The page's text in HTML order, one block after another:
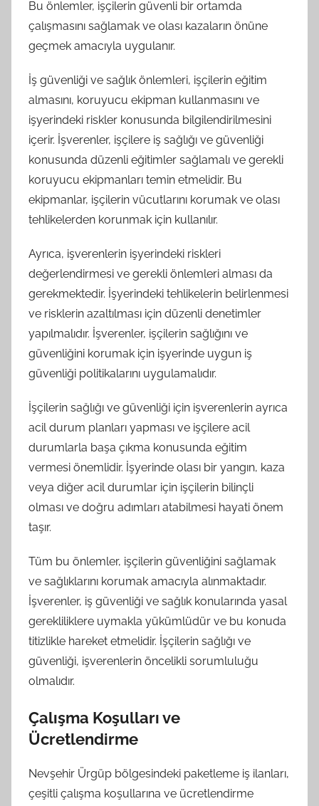
Bu önlemler, işçilerin güvenli bir ortamda
çalışmasını sağlamak ve olası kazaların önüne
geçmek amacıyla uygulanır.
İş güvenliği ve sağlık önlemleri, işçilerin eğitim
almasını, koruyucu ekipman kullanmasını ve
işyerindeki riskler konusunda bilgilendirilmesini
içerir. İşverenler, işçilere iş sağlığı ve güvenliği
konusunda düzenli eğitimler sağlamalı ve gerekli
koruyucu ekipmanları temin etmelidir. Bu
ekipmanlar, işçilerin vücutlarını korumak ve olası
tehlikelerden korunmak için kullanılır.
Ayrıca, işverenlerin işyerindeki riskleri
değerlendirmesi ve gerekli önlemleri alması da
gerekmektedir. İşyerindeki tehlikelerin belirlenmesi
ve risklerin azaltılması için düzenli denetimler
yapılmalıdır. İşverenler, işçilerin sağlığını ve
güvenliğini korumak için işyerinde uygun iş
güvenliği politikalarını uygulamalıdır.
İşçilerin sağlığı ve güvenliği için işverenlerin ayrıca
acil durum planları yapması ve işçilere acil
durumlarla başa çıkma konusunda eğitim
vermesi önemlidir. İşyerinde olası bir yangın, kaza
veya diğer acil durumlar için işçilerin bilinçli
olması ve doğru adımları atabilmesi hayati önem
taşır.
Tüm bu önlemler, işçilerin güvenliğini sağlamak
ve sağlıklarını korumak amacıyla alınmaktadır.
İşverenler, iş güvenliği ve sağlık konularında yasal
gerekliliklere uymakla yükümlüdür ve bu konuda
titizlikle hareket etmelidir. İşçilerin sağlığı ve
güvenliği, işverenlerin öncelikli sorumluluğu
olmalıdır.
Çalışma Koşulları ve
Ücretlendirme
Nevşehir Ürgüp bölgesindeki paketleme iş ilanları,
çeşitli çalışma koşullarına ve ücretlendirme